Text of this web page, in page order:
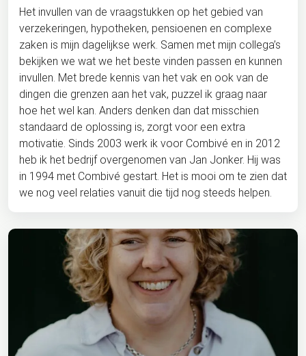
Het invullen van de vraagstukken op het gebied van
verzekeringen, hypotheken, pensioenen en complexe
zaken is mijn dagelijkse werk. Samen met mijn collega’s
bekijken we wat we het beste vinden passen en kunnen
invullen. Met brede kennis van het vak en ook van de
dingen die grenzen aan het vak, puzzel ik graag naar
hoe het wel kan. Anders denken dan dat misschien
standaard de oplossing is, zorgt voor een extra
motivatie. Sinds 2003 werk ik voor Combivé en in 2012
heb ik het bedrijf overgenomen van Jan Jonker. Hij was
in 1994 met Combivé gestart. Het is mooi om te zien dat
we nog veel relaties vanuit die tijd nog steeds helpen.